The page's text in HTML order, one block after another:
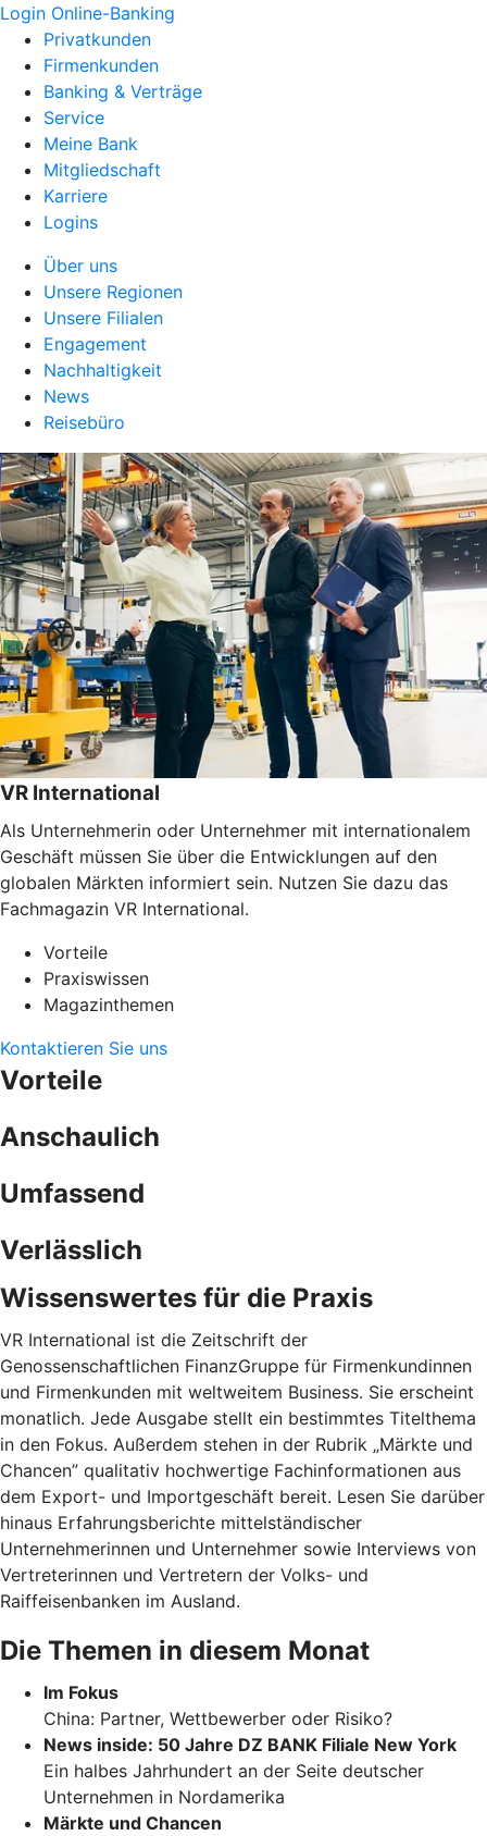
Login Online-Banking
Privatkunden
Firmenkunden
Banking & Verträge
Service
Meine Bank
Mitgliedschaft
Karriere
Logins
Über uns
Unsere Regionen
Unsere Filialen
Engagement
Nachhaltigkeit
News
Reisebüro
VR International
Als Unternehmerin oder Unternehmer mit internationalem
Geschäft müssen Sie über die Entwicklungen auf den
globalen Märkten informiert sein. Nutzen Sie dazu das
Fachmagazin VR International.
Vorteile
Praxiswissen
Magazinthemen
Kontaktieren Sie uns
Vorteile
Anschaulich
Umfassend
Verlässlich
Wissenswertes für die Praxis
VR International ist die Zeitschrift der
Genossenschaftlichen FinanzGruppe für Firmenkundinnen
und Firmenkunden mit weltweitem Business. Sie erscheint
monatlich. Jede Ausgabe stellt ein bestimmtes Titelthema
in den Fokus. Außerdem stehen in der Rubrik „Märkte und
Chancen” qualitativ hochwertige Fachinformationen aus
dem Export- und Importgeschäft bereit. Lesen Sie darüber
hinaus Erfahrungsberichte mittelständischer
Unternehmerinnen und Unternehmer sowie Interviews von
Vertreterinnen und Vertretern der Volks- und
Raiffeisenbanken im Ausland.
Die Themen in diesem Monat
Im Fokus
China: Partner, Wettbewerber oder Risiko?
News inside: 50 Jahre DZ BANK Filiale New York
Ein halbes Jahrhundert an der Seite deutscher
Unternehmen in Nordamerika
Märkte und Chancen